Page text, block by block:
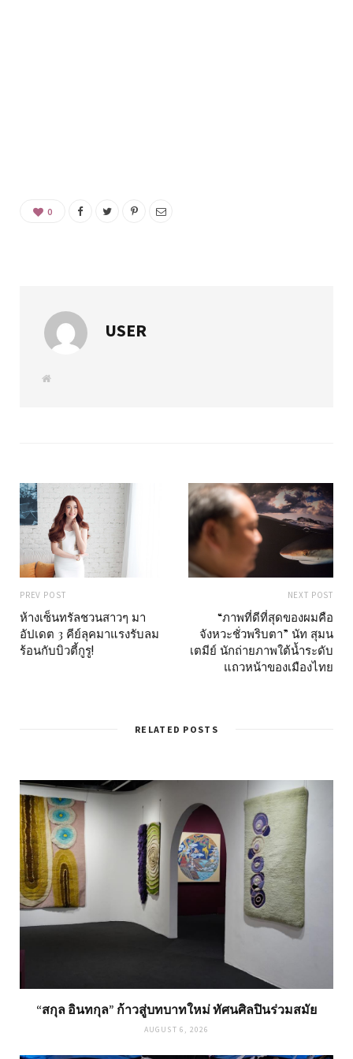
0
USER
W
PREV POST
ห้างเซ็นทรัลชวนสาวๆ มา
อัปเดต 3 คีย์ลุคมาแรงรับลม
ร้อนกับบิวตี้กูรู!
NEXT POST
“ภาพที่ดีที่สุดของผมคือ
จังหวะชั่วพริบตา” นัท สุมน
เตมีย์ นักถ่ายภาพใต้น้ำระดับ
แถวหน้าของเมืองไทย
RELATED POSTS
“สกุล อินทกุล” ก้าวสู่บทบาทใหม่ ทัศนศิลปินร่วมสมัย
AUGUST 6, 2026